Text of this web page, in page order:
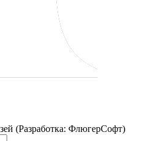
(Разработка: ФлюгерСофт)